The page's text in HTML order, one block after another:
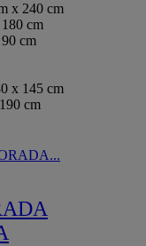
x 240 cm
cm
cm
x 145 cm
cm